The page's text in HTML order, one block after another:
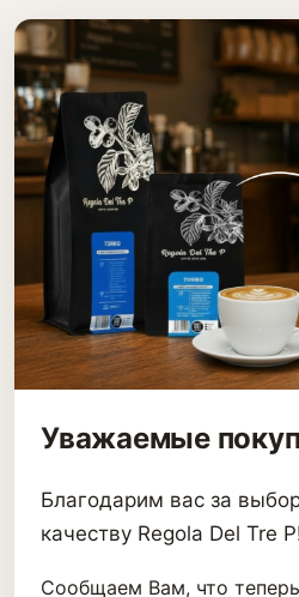
Уважаемые
Благодарим вас за
качеству Regola Del Tre
Сообщаем Вам, что